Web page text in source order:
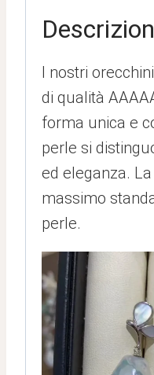
I nostri
di qualità
forma unica e
perle si
ed eleganza.
massimo
perle.